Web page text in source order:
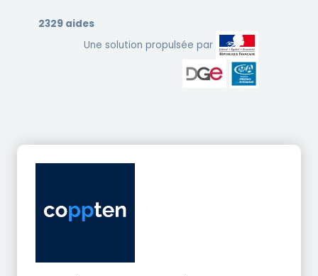
2329 aides
Une solution propulsée par